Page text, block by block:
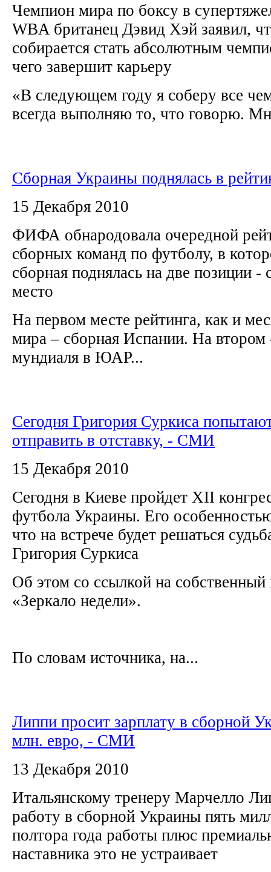
Чемпион мира по боксу в
WBA британец Дэвид Хэй заявил,
собирается стать абсолютным
чего завершит карьеру
«В следующем году я соберу все
всегда выполняю то, что говорю.
Сборная Украины поднялась в
15 Декабря 2010
ФИФА обнародовала очередной
сборных команд по футболу, в
сборная поднялась на две позиции -
место
На первом месте рейтинга, как и
мира – сборная Испании. На
мундиаля в ЮАР...
Сегодня Григория Суркиса
отправить в отставку, - СМИ
15 Декабря 2010
Сегодня в Киеве пройдет XII
футбола Украины. Его
что на встрече будет решаться
Григория Суркиса
Об этом со ссылкой на
«Зеркало недели».
По словам источника, на...
Липпи просит зарплату в сборной
млн. евро, - СМИ
13 Декабря 2010
Итальянскому тренеру Марчелло
работу в сборной Украины пять
полтора года работы плюс
наставника это не устраивает